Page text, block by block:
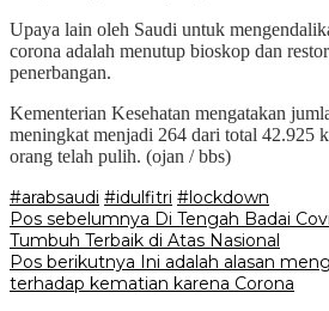
Upaya lain oleh Saudi untuk
corona adalah menutup bioskop dan
penerbangan.
Kementerian Kesehatan mengatakan
meningkat menjadi 264 dari total 42.925
orang telah pulih. (ojan / bbs)
#arabsaudi #idulfitri #lockdown
Navigasi
pos
Pos sebelumnya Di Tengah Badai
Tumbuh Terbaik di Atas Nasional
Pos berikutnya Ini adalah alasan
terhadap kematian karena Corona